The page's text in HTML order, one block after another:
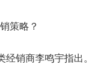
策略？
销商李鸣宇指出。